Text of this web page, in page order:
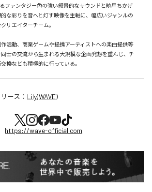
ファンタジー色の強い叙景的なサウンドと暁星ちかげ
な彩りを音へと灯す映像を主軸に、幅広いジャンルの
リエイターチーム。
活動、商業ゲームや提携アーティストへの楽曲提供等
士の交流から生まれる大規模な企画発想を重んじ、チ
換なども積極的に行っている。
ース： Lily(WAVE)
https://wave-official.com